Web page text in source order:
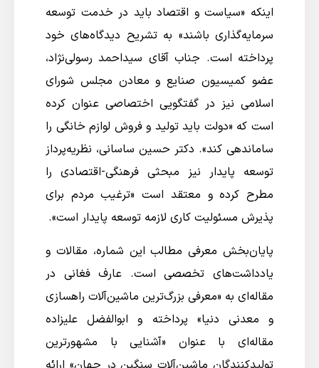
اینکه «سیاست و اقتصاد باید در خدمت توسعه
سرمایه‌گذاری باشند» به تشریح دیدگاه‌های خود
پرداخته است. جناب آقای سیداحمد رسولی‌نژاد،
عضو کمیسیون صنایع و معادن مجلس شورای
اسلامی نیز در گفتگویی اختصاصی عنوان کرده
است که «دولت باید تولید و فروش لوازم خانگی را
ساماندهی کند». دکتر حسین ساسانی، نظریه‌پرداز
توسعه پایدار نیز مبحثی فرهنگی-اقتصادی را
مطرح کرده و معتقد است «ترغیب مردم برای
پذیرش مسئولیت کاری لازمه توسعه پایدار است».
پایان‌بخش معرفی مطالب این شماره، مقالات و
یادداشت‌های تخصصی است. عارف فغانی در
مقاله‌ای به «معرفی بزرگ‌ترین ماشین‌آلات راهسازی
و معدنی دنیا» پرداخته و ابوالفضل علیزاده
مقاله‌ای با عنوان «آشنایی با مشهورترین